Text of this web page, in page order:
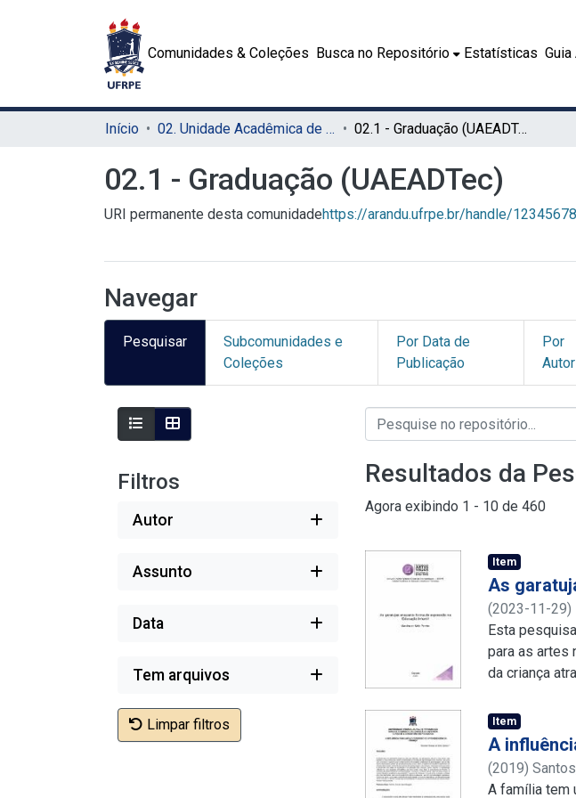
Comunidades & Coleções Busca no Repositório Estatísticas Guia
Início 02. Unidade Acadêmica de Educação a Distância e Tecnologia (UAEADTec) 02.1 - Graduação (UAEADTec)
02.1 - Graduação (UAEADTec)
URI permanente desta comunidadehttps://arandu.ufrpe.br/handle/
Navegar
Pesquisar
Subcomunidades e
Coleções
Por Data de
Publicação
Por
Autor
Filtros
Autor
Assunto
Data
Tem arquivos
Limpar filtros
Resultados da
Agora exibindo 1 - 10 de 460
Item
As
(2023-11-29)
http://
Esta
para as artes
da criança
Educação
da criança a
auxiliar no
de maior
Item
A
(2019)
http://
A família tem